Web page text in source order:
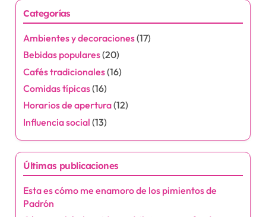
Categorías
Ambientes y decoraciones(17)
Bebidas populares(20)
Cafés tradicionales(16)
Comidas típicas(16)
Horarios de apertura(12)
Influencia social (13)
Últimas publicaciones
Esta es cómo me enamoro de los pimientos de
Padrón